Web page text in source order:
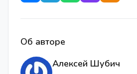
Об авторе
Алексей Шубич